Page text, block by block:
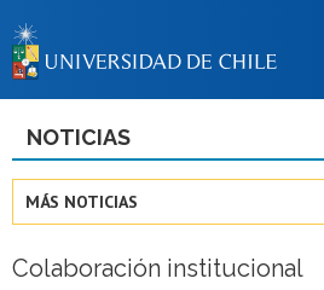
BIBLIOTECAS
Estudiantes
Académicas/os
NOTICIAS
MÁS NOTICIAS
Colaboración institucional